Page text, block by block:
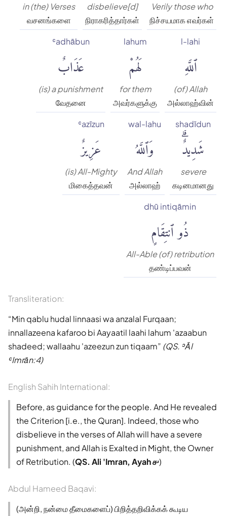
Verily those who
நிச்சயமாக எவர்கள்
disbelieve[d]
நிராகரித்தார்கள்
in (the) Verses
வசனங்களை
l-lahi
ٱللَّهِ
(of) Allah
அல்லாஹ்வின்
lahum
لَهُمْ
for them
அவர்களுக்கு
ʿadhābun
عَذَابٌ
(is) a punishment
வேதனை
shadīdun
شَدِيدٌۗ
severe
கடினமானது
wal-lahu
وَٱللَّهُ
And Allah
அல்லாஹ்
ʿazīzun
عَزِيزٌ
(is) All-Mighty
மிகைத்தவன்
dhū intiqāmin
ذُو ٱنتِقَامٍ
All-Able (of) retribution
தண்டிப்பவன்
Transliteration:
Min qablu hudal linnaasi wa anzalal Furqaan;
innallazeena kafaroo bi Aayaatil laahi lahum 'azaabun
shadeed; wallaahu 'azeezun zun tiqaam (QS. ʾĀl
ʿImrān:4)
English Sahih International:
Before, as guidance for the people. And He revealed
the Criterion [i.e., the Quran]. Indeed, those who
disbelieve in the verses of Allah will have a severe
punishment, and Allah is Exalted in Might, the Owner
of Retribution. (QS. Ali 'Imran, Ayah ௪)
Abdul Hameed Baqavi:
(அன்றி, நன்மை தீமைகளைப்) பிறித்தறிவிக்கக் கூடிய